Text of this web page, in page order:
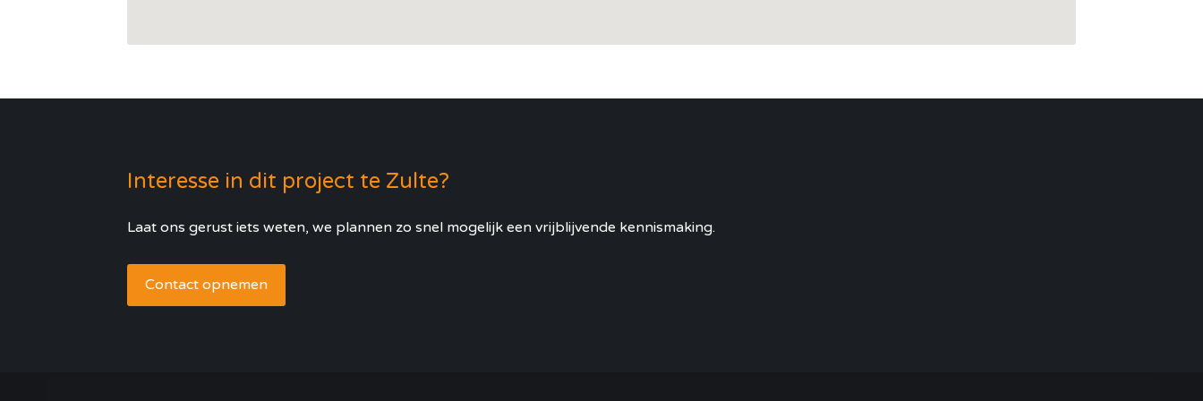
Interesse in dit project te Zulte?
Laat ons gerust iets weten, we plannen zo snel mogelijk een vrijblijvende kennismaking.
Contact opnemen